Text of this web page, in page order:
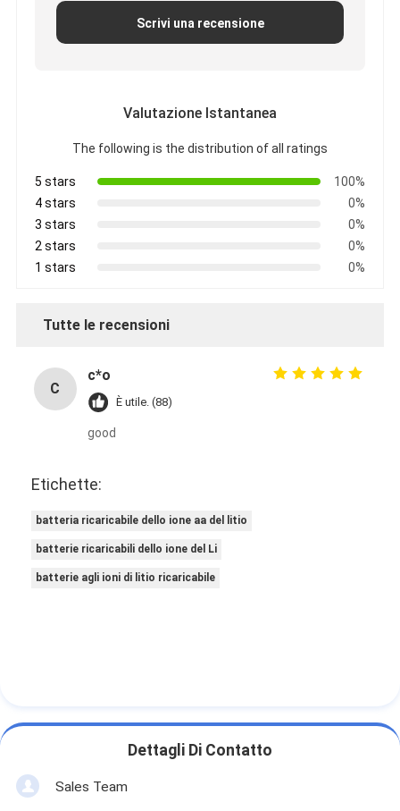
Scrivi una recensione
Valutazione Istantanea
The following is the distribution of all ratings
5 stars
100%
4 stars
0%
3 stars
0%
2 stars
0%
1 stars
0%
Tutte le recensioni
C
c*o
È utile. (88)
good
Etichette:
batteria ricaricabile dello ione aa del litio
batterie ricaricabili dello ione del Li
batterie agli ioni di litio ricaricabile
Dettagli Di Contatto
Sales Team